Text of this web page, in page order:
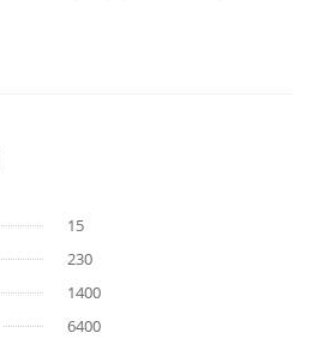
15
230
1400
6400